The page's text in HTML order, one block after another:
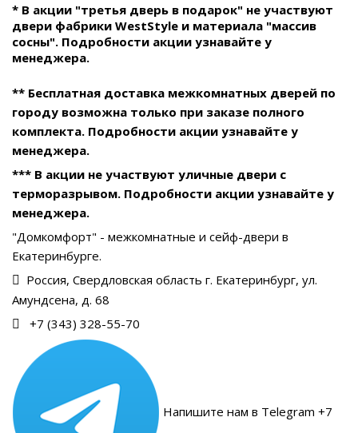
* В акции "третья дверь в подарок" не участвуют
двери фабрики WestStyle и материала "массив
сосны". Подробности акции узнавайте у
менеджера.
** Бесплатная доставка межкомнатных дверей по
городу возможна только при заказе полного
комплекта. Подробности акции узнавайте у
менеджера.
*** В акции не участвуют уличные двери с
терморазрывом. Подробности акции узнавайте у
менеджера.
"Домкомфорт" - межкомнатные и сейф-двери в
Екатеринбурге.
Россия, Свердловская область г. Екатеринбург, ул.
Амундсена, д. 68
+7 (343) 328-55-70
Напишите нам в Telegram +7